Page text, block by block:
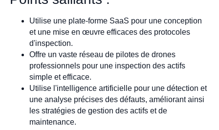
Utilise une plate-forme SaaS pour une conception
et une mise en œuvre efficaces des protocoles
d'inspection.
Offre un vaste réseau de pilotes de drones
professionnels pour une inspection des actifs
simple et efficace.
Utilise l'intelligence artificielle pour une détection et
une analyse précises des défauts, améliorant ainsi
les stratégies de gestion des actifs et de
maintenance.